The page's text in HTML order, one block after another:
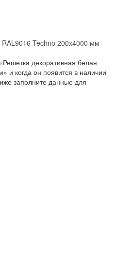
Techno 200x4000 мм
декоративная белая
и когда он появится в наличии
заполните данные для